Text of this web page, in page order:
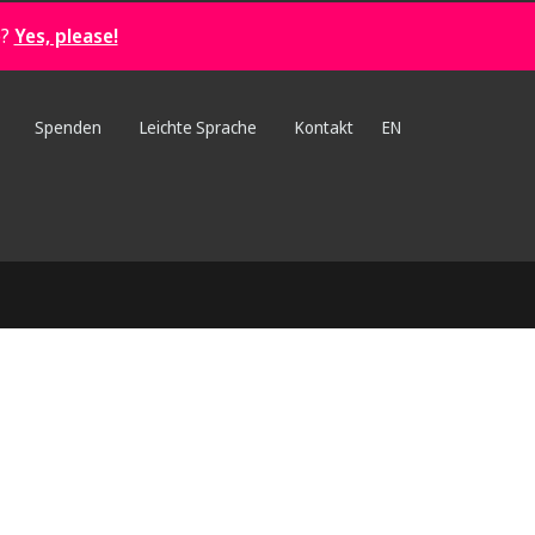
Yes, please!
Spenden Leichte Sprache Kontakt EN